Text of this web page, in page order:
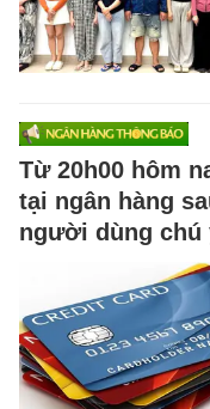
Từ 20h00 hôm
tại ngân hàng
người dùng chú